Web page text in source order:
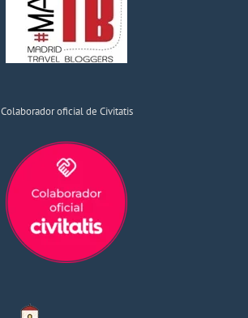
Colaborador oficial de Civitatis